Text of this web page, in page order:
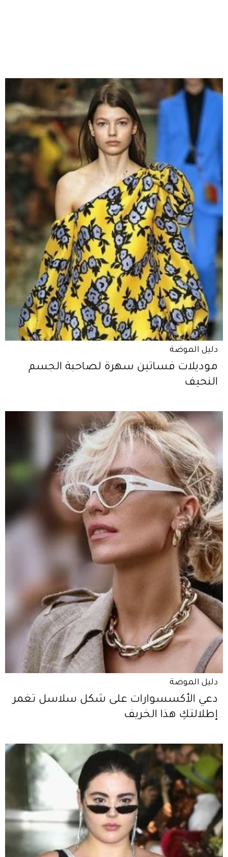
دليل الموضة
موديلات فساتين سهرة لصاحبة الجسم
النحيف
دليل الموضة
دعي الأكسسوارات على شكل سلاسل تغمر
إطلالتكِ هذا الخريف